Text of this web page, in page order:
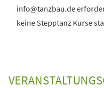
info@tanzbau.de
keine Stepptanz Kurse